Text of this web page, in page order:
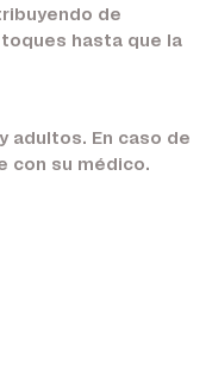
de
hasta que la
adultos. En caso de
con su médico.